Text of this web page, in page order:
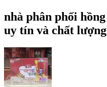
nhà phân phối
uy tín và chất lượng